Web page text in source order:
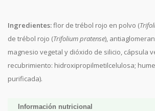
Ingredientes:flor de trébol rojo en polvo (
de trébol rojo (Trifolium pratense),
magnesio vegetal y dióxido de silicio, cápsula
recubrimiento: hidroxipropilmetilcelulosa;
purificada).
Información nutricional